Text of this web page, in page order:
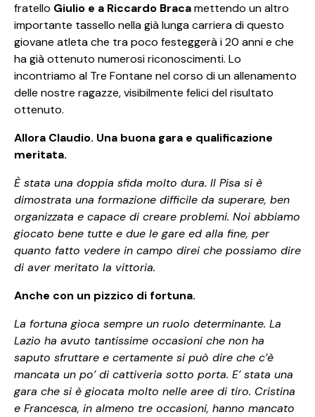
fratello Giulio e a Riccardo Bracamettendo un altro
importante tassello nella già lunga carriera di questo
giovane atleta che tra poco festeggerà i 20 anni e che
ha già ottenuto numerosi riconoscimenti. Lo
incontriamo al Tre Fontane nel corso di un allenamento
delle nostre ragazze, visibilmente felici del risultato
ottenuto.
Allora Claudio. Una buona gara e qualificazione
meritata.
È stata una doppia sfida molto dura. Il Pisa si è
dimostrata una formazione difficile da superare, ben
organizzata e capace di creare problemi. Noi abbiamo
giocato bene tutte e due le gare ed alla fine, per
quanto fatto vedere in campo direi che possiamo dire
di aver meritato la vittoria.
Anche con un pizzico di fortuna.
La fortuna gioca sempre un ruolo determinante. La
Lazio ha avuto tantissime occasioni che non ha
saputo sfruttare e certamente si può dire che c’è
mancata un po’ di cattiveria sotto porta. E’ stata una
gara che si è giocata molto nelle aree di tiro. Cristina
e Francesca, in almeno tre occasioni, hanno mancato